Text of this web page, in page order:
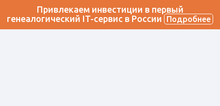
Привлекаем инвестиции в первый
генеалогический IT-сервис в России
Подробнее